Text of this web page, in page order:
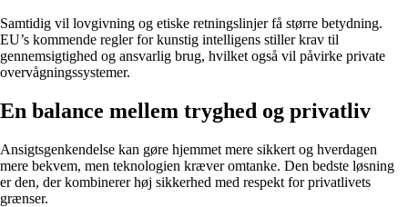
Samtidig vil lovgivning og etiske retningslinjer få større betydning.
EU’s kommende regler for kunstig intelligens stiller krav til
gennemsigtighed og ansvarlig brug, hvilket også vil påvirke private
overvågningssystemer.
En balance mellem tryghed og privatliv
Ansigtsgenkendelse kan gøre hjemmet mere sikkert og hverdagen
mere bekvem, men teknologien kræver omtanke. Den bedste løsning
er den, der kombinerer høj sikkerhed med respekt for privatlivets
grænser.